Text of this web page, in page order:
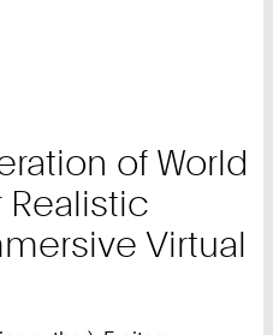
of World
Realistic
Virtual